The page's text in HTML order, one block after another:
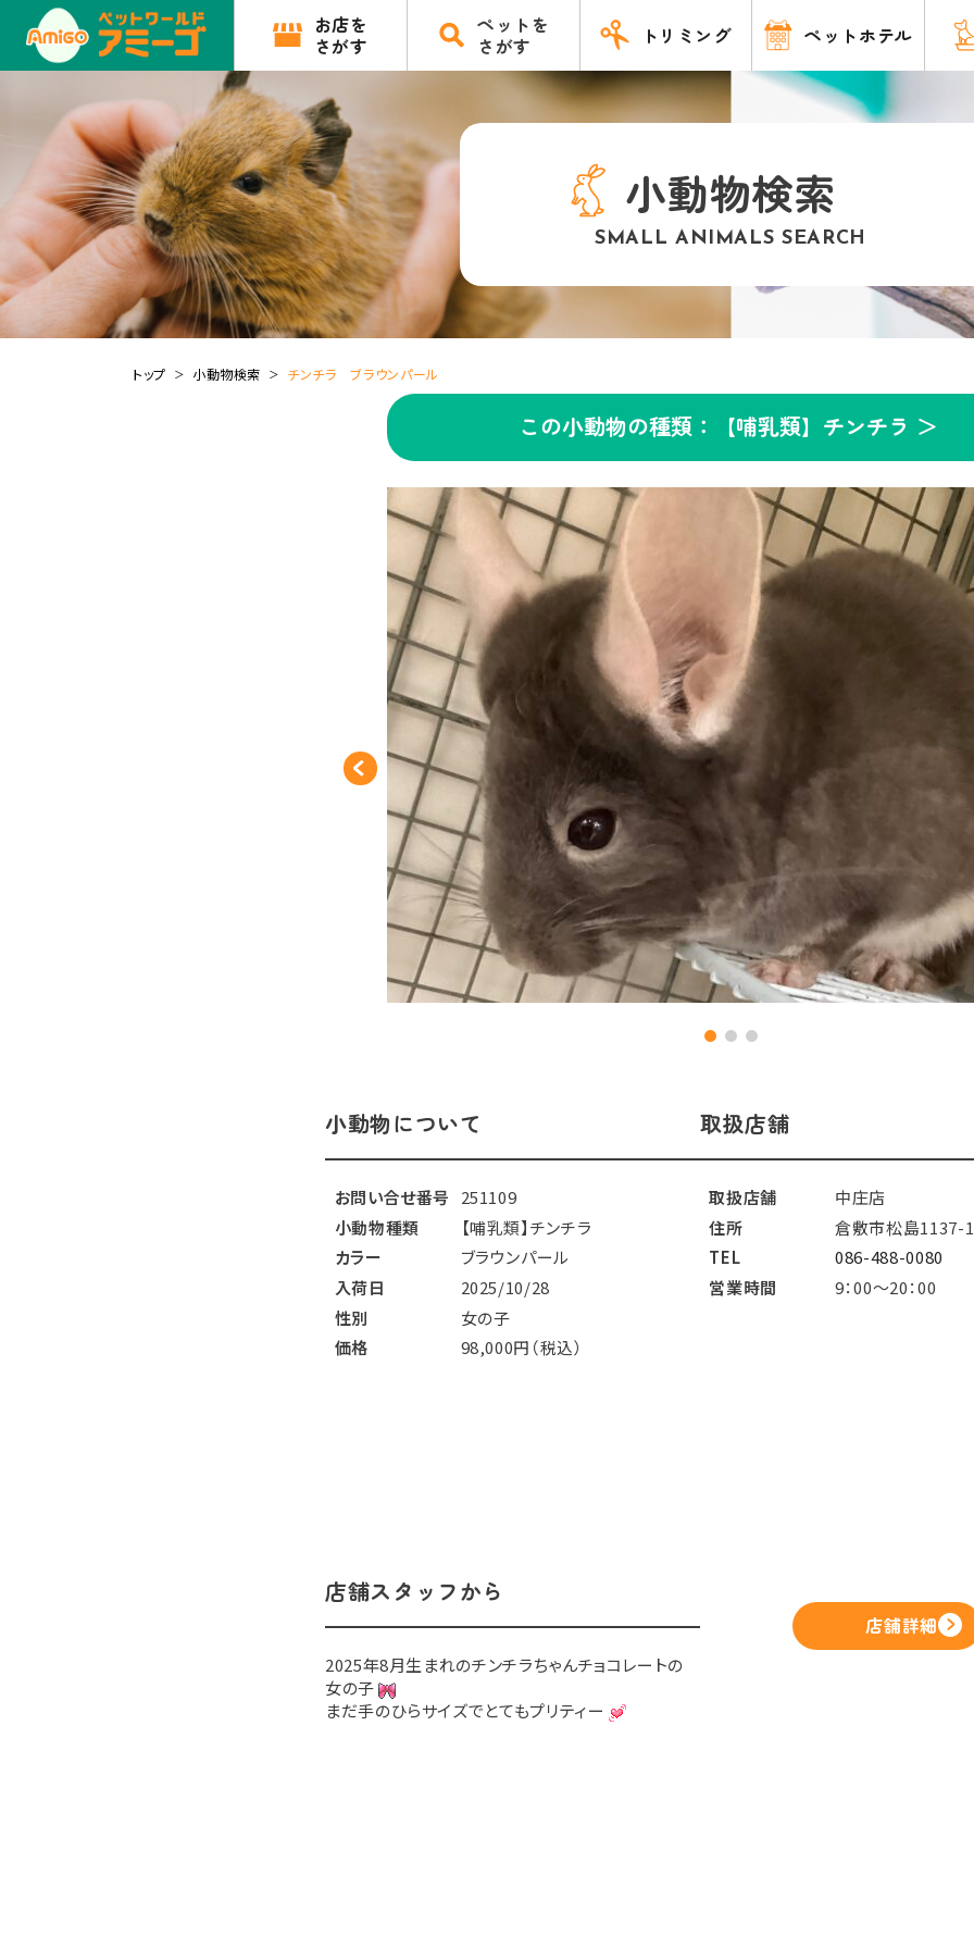
お店を
さがす
ペットを
さがす
トリミング ペットホテル
小動物検索
SMALL ANIMALS SEARCH
トップ 小動物検索 チンチラ ブラウンパール
この小動物の種類：【哺乳類】チンチラ ＞
小動物について
お問い合せ番号
251109
小動物種類
【哺乳類】チンチラ
カラー
ブラウンパール
入荷日
2025/10/28
性別
女の子
価格
98,000円（税込）
取扱店舗
取扱店舗
中庄店
住所
倉敷市松島1137-1
TEL
086-488-0080
営業時間
9：00～20：00
店舗詳細
店舗スタッフから
2025年8月生まれのチンチラちゃんチョコレートの
女の子
まだ手のひらサイズでとてもプリティー